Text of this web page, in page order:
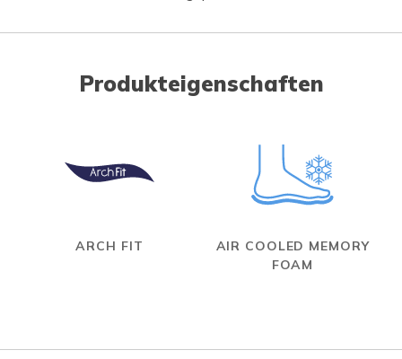
Produkteigenschaften
ARCH FIT
AIR COOLED MEMORY
FOAM